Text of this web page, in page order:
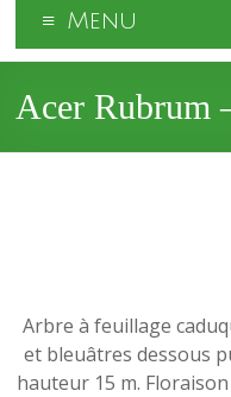
Menu
Acer Rubrum
Arbre à feuillage
et bleuâtres dessous
hauteur 15 m.